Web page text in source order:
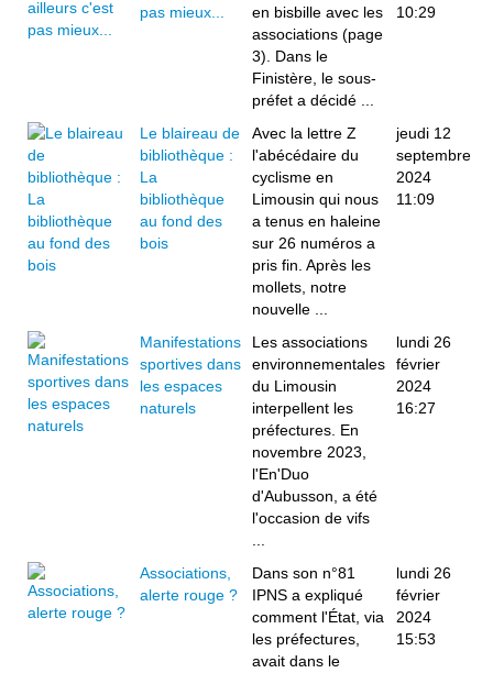
pas mieux...
en bisbille avec les
associations (page
3). Dans le
Finistère, le sous-
préfet a décidé ...
10:29
Le blaireau de
bibliothèque :
La
bibliothèque
au fond des
bois
Avec la lettre Z
l'abécédaire du
cyclisme en
Limousin qui nous
a tenus en haleine
sur 26 numéros a
pris fin. Après les
mollets, notre
nouvelle ...
jeudi 12
septembre
2024
11:09
Manifestations
sportives dans
les espaces
naturels
Les associations
environnementales
du Limousin
interpellent les
préfectures. En
novembre 2023,
l'En'Duo
d'Aubusson, a été
l'occasion de vifs
lundi 26
février
2024
16:27
Associations,
alerte rouge ?
Dans son n°81
IPNS a expliqué
comment l'État, via
les préfectures,
avait dans le
lundi 26
février
2024
15:53